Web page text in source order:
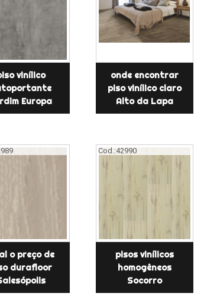
vinílico
Europa
onde encontrar
piso vinílico claro
Alto da Lapa
o preço de
durafloor
Cod.:42990
pisos vinílicos
homogêneos
Socorro